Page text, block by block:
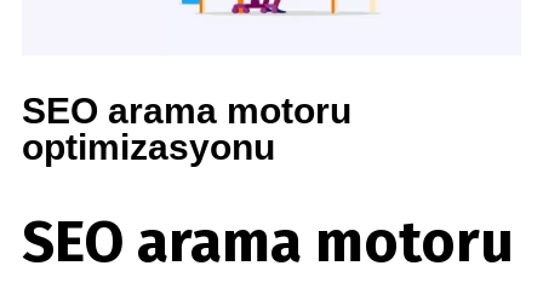
SEO arama motoru
optimizasyonu
SEO arama motoru